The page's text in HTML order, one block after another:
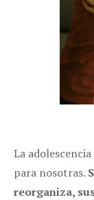
La
para nosotras.
reorganiza,